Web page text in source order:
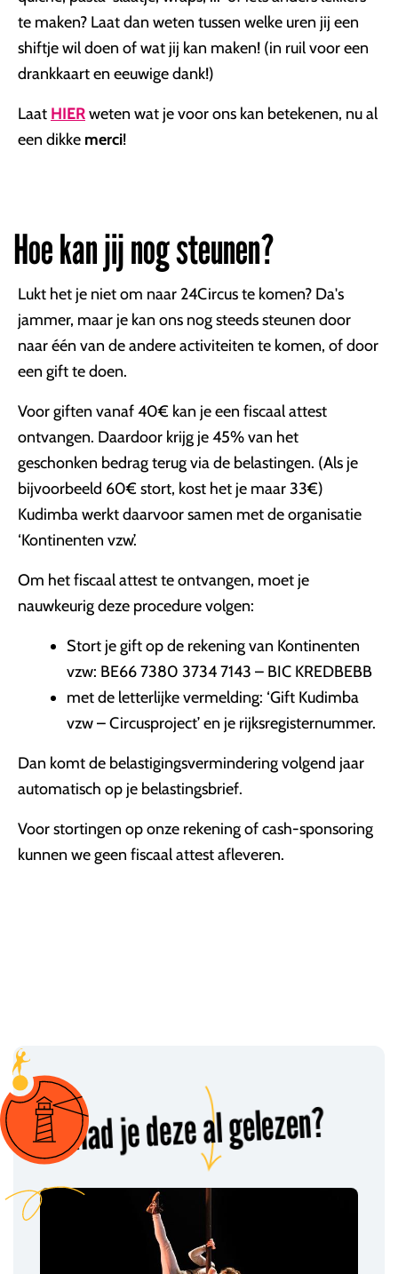
te maken? Laat dan weten tussen welke uren jij een
shiftje wil doen of wat jij kan maken! (in ruil voor een
drankkaart en eeuwige dank!)
Laat HIERweten wat je voor ons kan betekenen, nu al
een dikke merci!
Hoe kan jij nog steunen?
Lukt het je niet om naar 24Circus te komen? Da's
jammer, maar je kan ons nog steeds steunen door
naar één van de andere activiteiten te komen, of door
een gift te doen.
Voor giften vanaf 40€ kan je een fiscaal attest
ontvangen. Daardoor krijg je 45% van het
geschonken bedrag terug via de belastingen. (Als je
bijvoorbeeld 60€ stort, kost het je maar 33€)
Kudimba werkt daarvoor samen met de organisatie
‘Kontinenten vzw’.
Om het fiscaal attest te ontvangen, moet je
nauwkeurig deze procedure volgen:
Stort je gift op de rekening van Kontinenten
vzw: BE66 7380 3734 7143 – BIC KREDBEBB
met de letterlijke vermelding: ‘Gift Kudimba
vzw – Circusproject’ en je rijksregisternummer.
Dan komt de belastigingsvermindering volgend jaar
automatisch op je belastingsbrief.
Voor stortingen op onze rekening of cash-sponsoring
kunnen we geen fiscaal attest afleveren.
Had je deze al gelezen?